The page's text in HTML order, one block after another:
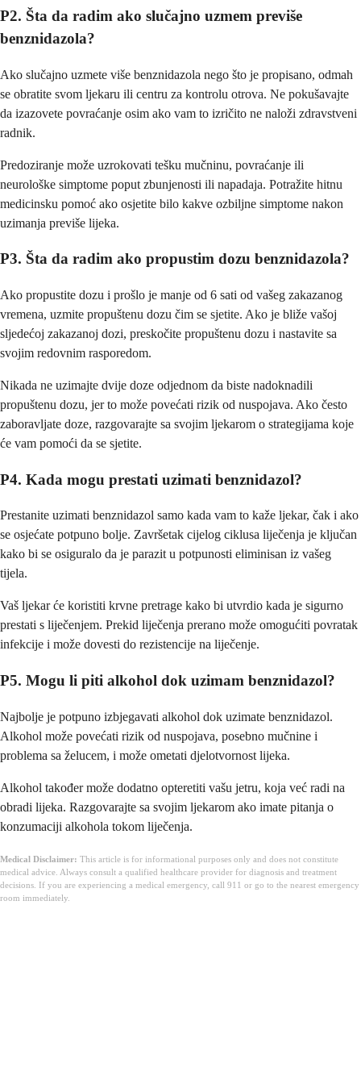
P2. Šta da radim ako slučajno uzmem previše
benznidazola?
Ako slučajno uzmete više benznidazola nego što je propisano, odmah
se obratite svom ljekaru ili centru za kontrolu otrova. Ne pokušavajte
da izazovete povraćanje osim ako vam to izričito ne naloži zdravstveni
radnik.
Predoziranje može uzrokovati tešku mučninu, povraćanje ili
neurološke simptome poput zbunjenosti ili napadaja. Potražite hitnu
medicinsku pomoć ako osjetite bilo kakve ozbiljne simptome nakon
uzimanja previše lijeka.
P3. Šta da radim ako propustim dozu benznidazola?
Ako propustite dozu i prošlo je manje od 6 sati od vašeg zakazanog
vremena, uzmite propuštenu dozu čim se sjetite. Ako je bliže vašoj
sljedećoj zakazanoj dozi, preskočite propuštenu dozu i nastavite sa
svojim redovnim rasporedom.
Nikada ne uzimajte dvije doze odjednom da biste nadoknadili
propuštenu dozu, jer to može povećati rizik od nuspojava. Ako često
zaboravljate doze, razgovarajte sa svojim ljekarom o strategijama koje
će vam pomoći da se sjetite.
P4. Kada mogu prestati uzimati benznidazol?
Prestanite uzimati benznidazol samo kada vam to kaže ljekar, čak i ako
se osjećate potpuno bolje. Završetak cijelog ciklusa liječenja je ključan
kako bi se osiguralo da je parazit u potpunosti eliminisan iz vašeg
tijela.
Vaš ljekar će koristiti krvne pretrage kako bi utvrdio kada je sigurno
prestati s liječenjem. Prekid liječenja prerano može omogućiti povratak
infekcije i može dovesti do rezistencije na liječenje.
P5. Mogu li piti alkohol dok uzimam benznidazol?
Najbolje je potpuno izbjegavati alkohol dok uzimate benznidazol.
Alkohol može povećati rizik od nuspojava, posebno mučnine i
problema sa želucem, i može ometati djelotvornost lijeka.
Alkohol također može dodatno opteretiti vašu jetru, koja već radi na
obradi lijeka. Razgovarajte sa svojim ljekarom ako imate pitanja o
konzumaciji alkohola tokom liječenja.
Medical Disclaimer: This article is for informational purposes only and does not constitute
medical advice. Always consult a qualified healthcare provider for diagnosis and treatment
decisions. If you are experiencing a medical emergency, call 911 or go to the nearest emergency
room immediately.